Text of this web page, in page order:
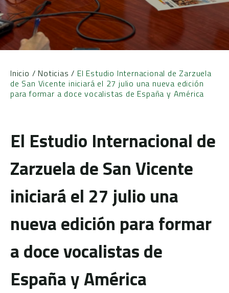
Inicio / Noticias / El Estudio Internacional de Zarzuela
de San Vicente iniciará el 27 julio una nueva edición
para formar a doce vocalistas de España y América
El Estudio Internacional de
Zarzuela de San Vicente
iniciará el 27 julio una
nueva edición para formar
a doce vocalistas de
España y América